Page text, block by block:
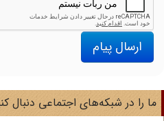
ارسال پیام
را در شبکه‌های اجتماعی دنبال کنید